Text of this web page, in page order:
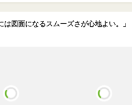
図面になるスムーズさが心地よい。」